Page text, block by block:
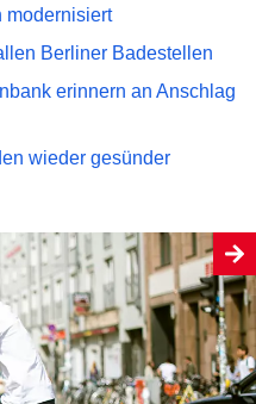
modernisiert
Berliner Badestellen
erinnern an Anschlag
wieder gesünder